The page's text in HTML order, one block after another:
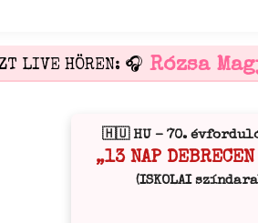
LIVE HÖREN: 🎧 Rózsa
🇭🇺 HU – 70.
„13 NAP
(ISKOLAI